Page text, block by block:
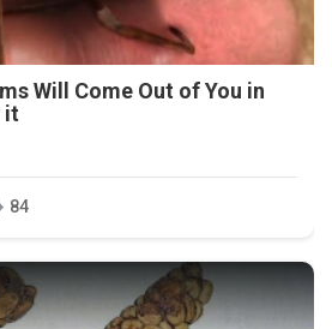
Will Come Out of You in
it
84